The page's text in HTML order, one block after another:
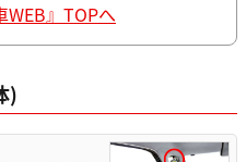
WEB』TOPへ
)